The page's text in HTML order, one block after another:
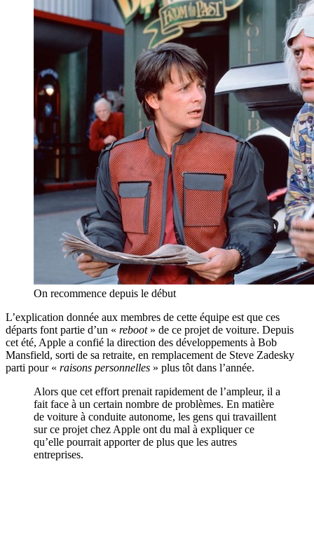
On recommence depuis le début
L’explication donnée aux membres de cette équipe est que ces
départs font partie d’un « reboot» de ce projet de voiture. Depuis
cet été, Apple a confié la direction des développements à Bob
Mansfield, sorti de sa retraite, en remplacement de Steve Zadesky
parti pour « raisons personnelles » plus tôt dans l’année.
Alors que cet effort prenait rapidement de l’ampleur, il a
fait face à un certain nombre de problèmes. En matière
de voiture à conduite autonome, les gens qui travaillent
sur ce projet chez Apple ont du mal à expliquer ce
qu’elle pourrait apporter de plus que les autres
entreprises.